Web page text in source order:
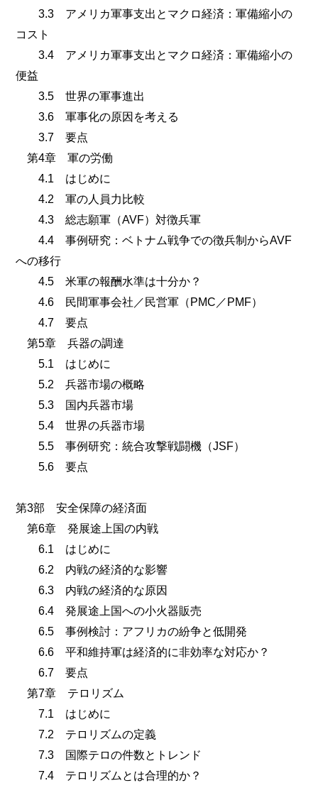
3.3 アメリカ軍事支出とマクロ経済：軍備縮小の
コスト
3.4 アメリカ軍事支出とマクロ経済：軍備縮小の
便益
3.5 世界の軍事進出
3.6 軍事化の原因を考える
3.7 要点
第4章 軍の労働
4.1 はじめに
4.2 軍の人員力比較
4.3 総志願軍（AVF）対徴兵軍
4.4 事例研究：ベトナム戦争での徴兵制からAVF
への移行
4.5 米軍の報酬水準は十分か？
4.6 民間軍事会社／民営軍（PMC／PMF）
4.7 要点
第5章 兵器の調達
5.1 はじめに
5.2 兵器市場の概略
5.3 国内兵器市場
5.4 世界の兵器市場
5.5 事例研究：統合攻撃戦闘機（JSF）
5.6 要点
第3部 安全保障の経済面
第6章 発展途上国の内戦
6.1 はじめに
6.2 内戦の経済的な影響
6.3 内戦の経済的な原因
6.4 発展途上国への小火器販売
6.5 事例検討：アフリカの紛争と低開発
6.6 平和維持軍は経済的に非効率な対応か？
6.7 要点
第7章 テロリズム
7.1 はじめに
7.2 テロリズムの定義
7.3 国際テロの件数とトレンド
7.4 テロリズムとは合理的か？